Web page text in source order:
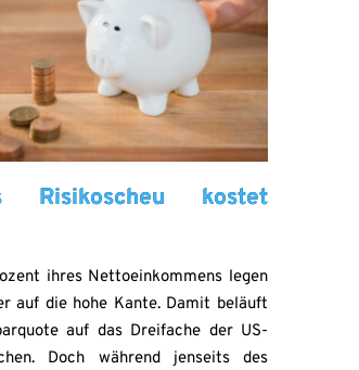
Risikoscheu kostet
ihres Nettoeinkommens legen
auf die hohe Kante. Damit beläuft
auf das Dreifache der US-
Doch während jenseits des